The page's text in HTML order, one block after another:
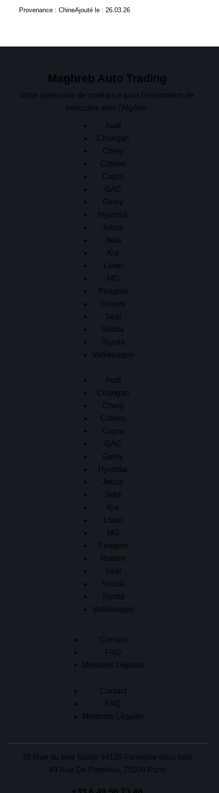
Provenance : ChineAjouté le : 26.03.26
Maghreb Auto Trading
Votre partenaire de confiance pour l'importation de
véhicules vers l'Algérie.
Audi
Changan
Chery
Citroen
Cupra
GAC
Geely
Hyundai
Jetour
Jetta
Kia
Livan
MG
Peugeot
Roewe
Seat
Skoda
Toyota
Volkswagen
Audi
Changan
Chery
Citroen
Cupra
GAC
Geely
Hyundai
Jetour
Jetta
Kia
Livan
MG
Peugeot
Roewe
Seat
Skoda
Toyota
Volkswagen
Contact
FAQ
Mentions Légales
Contact
FAQ
Mentions Légales
38 Rue du bois Galon 94120 Fontenay sous bois
49 Rue De Ponthieu, 75008 Paris